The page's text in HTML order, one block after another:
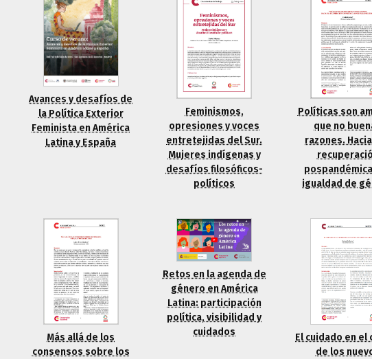
Avances y desafíos de
la Política Exterior
Feminista en América
Latina y España
Feminismos,
opresiones y voces
entretejidas del Sur.
Mujeres indígenas y
desafíos filosóficos-
políticos
Políticas son
que no
razones.
igualdad de
Más allá de los
consensos sobre los
Retos en la agenda de
género en América
Latina: participación
política, visibilidad y
cuidados
El cuidado en el
de los